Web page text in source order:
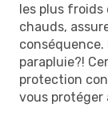
les plus froids
chauds,
conséquence.
parapluie?!
protection
vous protéger